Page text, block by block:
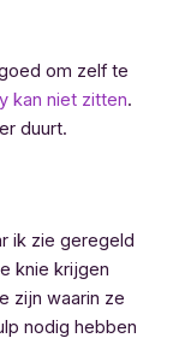
om zelf te
kan niet zitten.
duurt.
ik zie geregeld
knie krijgen
zijn waarin ze
nodig hebben